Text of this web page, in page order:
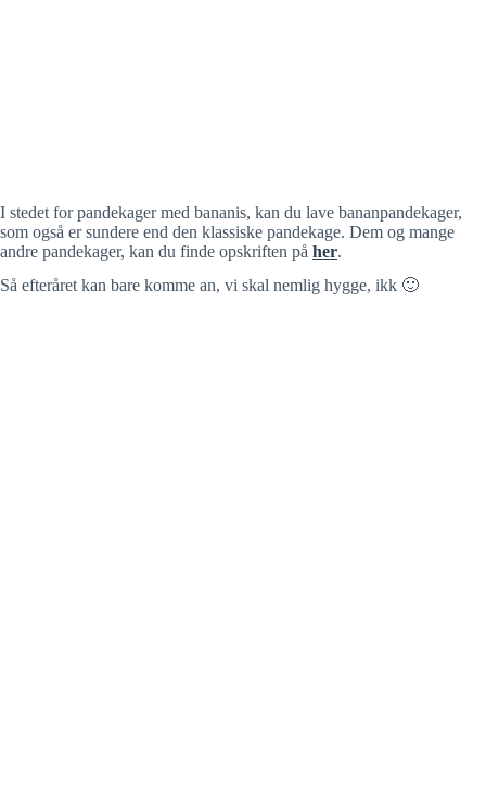
I stedet for pandekager med bananis, kan du lave bananpandekager,
som også er sundere end den klassiske pandekage. Dem og mange
andre pandekager, kan du finde opskriften på her.
Så efteråret kan bare komme an, vi skal nemlig hygge, ikk 🙂